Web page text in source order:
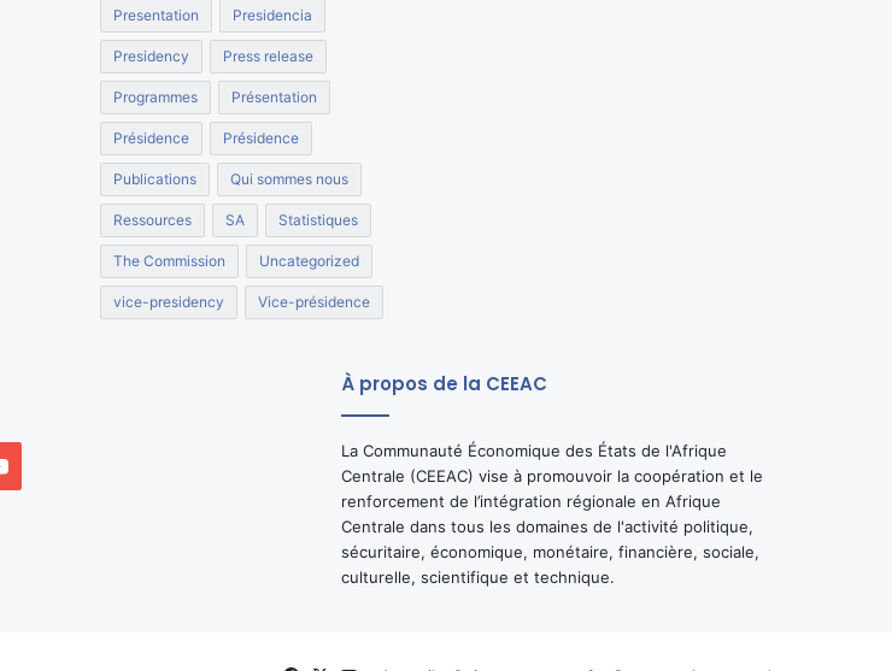
Presentation Presidencia
Presidency Press release
Programmes Présentation
Présidence Présidence
Publications Qui sommes nous
Ressources SA Statistiques
The Commission Uncategorized
vice-presidency Vice-présidence
YouTube
À propos de la CEEAC
La Communauté Économique des États de l'Afrique
Centrale (CEEAC) vise à promouvoir la coopération et le
renforcement de l’intégration régionale en Afrique
Centrale dans tous les domaines de l'activité politique,
sécuritaire, économique, monétaire, financière, sociale,
culturelle, scientifique et technique.